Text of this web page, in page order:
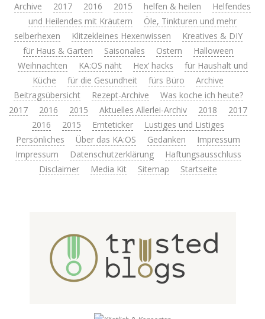
Archive
2017 2016 2015 helfen & heilen
Helfendes
und Heilendes mit Kräutern
Öle, Tinkturen und mehr
selberhexen
Klitzekleines Hexenwissen
Kreatives & DIY
für Haus & Garten
Saisonales Ostern
Halloween
Weihnachten
KA:OS näht Hex’ hacks
für Haushalt und
Küche
für die Gesundheit fürs Büro
Archive
Beitragsübersicht
Rezept-Archive
Was koche ich heute?
2017
2016 2015 Aktuelles Allerlei-Archiv 2018
2017
2016
2015 Ernteticker
Lustiges und Listiges
Persönliches
Über das KA:OS Gedanken
Impressum
Impressum
Datenschutzerklärung
Haftungsausschluss
Disclaimer
Media Kit Sitemap Startseite